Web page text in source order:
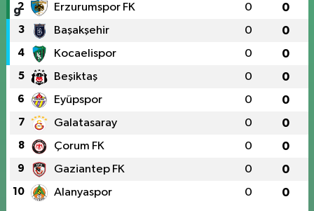
2 Erzurumspor FK 0 0
3 Başakşehir 0 0
4 Kocaelispor 0 0
5 Beşiktaş 0 0
6 Eyüpspor 0 0
7 Galatasaray 0 0
8 Çorum FK 0 0
9 Gaziantep FK 0 0
10 Alanyaspor 0 0